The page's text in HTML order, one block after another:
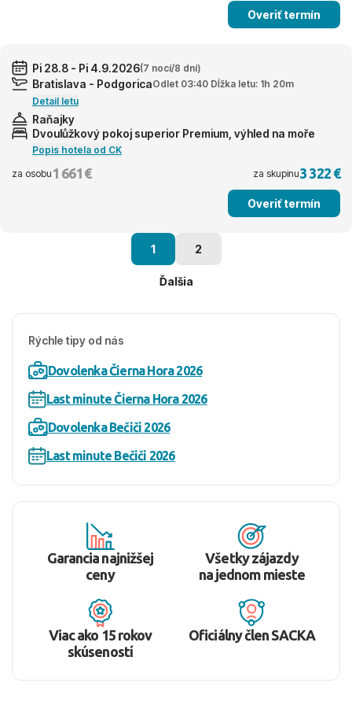
Overiť termín
Pi 28.8 - Pi 4.9.2026(7 nocí/8 dní)
Bratislava - PodgoricaOdlet 03:40 Dĺžka letu: 1h 20m
Detail letu
Raňajky
Dvoulůžkový pokoj superior Premium, výhled na moře
Popis hotela od CK
za osobu 1 661 € za skupinu3 322 €
Overiť termín
1 2
Ďalšia
Rýchle tipy od nás
Dovolenka Čierna Hora 2026
Last minute Čierna Hora 2026
Dovolenka Bečiči 2026
Last minute Bečiči 2026
Garancia najnižšej
ceny
Všetky zájazdy
na jednom mieste
Viac ako 15 rokov
skúseností
Oficiálny člen SACKA